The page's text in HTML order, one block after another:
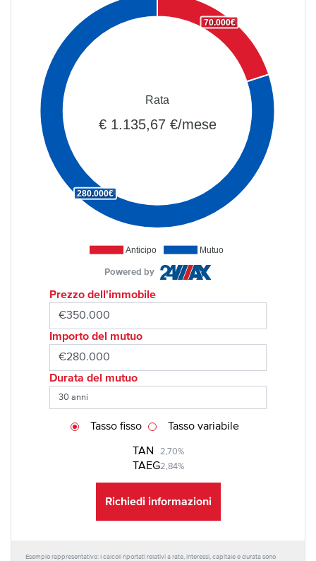
Anticipo Mutuo
70.000€
280.000€
Rata
€ 1.135,67 €/mese
Powered by
Prezzo dell'immobile
Importo del mutuo
Durata del mutuo
TAN 2,70%
TAEG2,84%
Tasso fisso Tasso variabile
Richiedi informazioni
Esempio rappresentativo: I calcoli riportati relativi a rate, interessi, capitale e durata sono